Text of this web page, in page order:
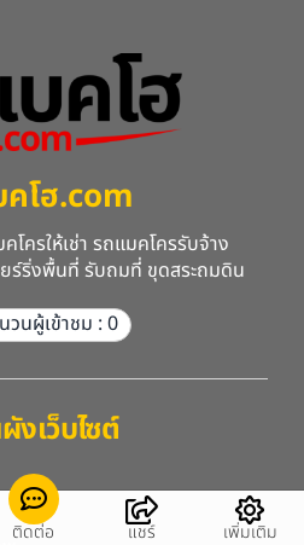
โฮ.com
ครให้เช่า รถแมคโครรับจ้าง
ยร์ริ่งพื้นที่ รับถมที่ ขุดสระถมดิน
วนผู้เข้าชม : 0
งเว็บไซต์
ติดต่อ แชร์ เพิ่มเติม